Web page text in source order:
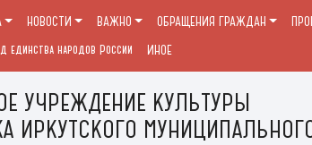
УЧРЕЖДЕНИЕ КУЛЬТУРЫ
ИРКУТСКОГО
НОВОСТИ ВАЖНО ОБРАЩЕНИЯ ГРАЖДАН
единства народов России ИНОЕ